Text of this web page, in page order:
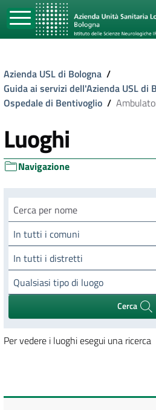
Azienda USL di Bologna /
Guida ai servizi dell'Azienda USL di
Ospedale di Bentivoglio /
Luoghi
Navigazione
Cerca luogo
In tutti i comuni
In tutti i distretti
Qualsiasi tipo di luogo
Cerca
Per vedere i luoghi esegui una ricerca